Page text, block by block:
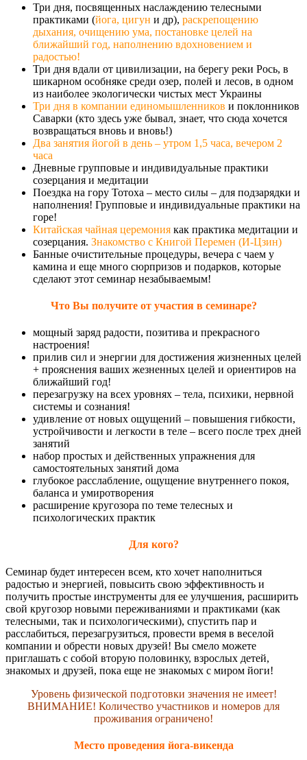
Три дня, посвященных наслаждению телесными
практиками (йога, цигун и др), раскрепощению
дыхания, очищению ума, постановке целей на
ближайший год, наполнению вдохновением и
радостью!
Три дня вдали от цивилизации, на берегу реки Рось, в
шикарном особняке среди озер, полей и лесов, в одном
из наиболее экологически чистых мест Украины
Три дня в компании единомышленников и поклонников
Саварки (кто здесь уже бывал, знает, что сюда хочется
возвращаться вновь и вновь!)
Два занятия йогой в день – утром 1,5 часа, вечером 2
часа
Дневные групповые и индивидуальные практики
созерцания и медитации
Поездка на гору Тотоха – место силы – для подзарядки и
наполнения! Групповые и индивидуальные практики на
горе!
Китайская чайная церемония как практика медитации и
созерцания. Знакомство с Книгой Перемен (И-Цзин)
Банные очистительные процедуры, вечера с чаем у
камина и еще много сюрпризов и подарков, которые
сделают этот семинар незабываемым!
Что Вы получите от участия в семинаре?
мощный заряд радости, позитива и прекрасного
настроения!
прилив сил и энергии для достижения жизненных целей
+ прояснения ваших жезненных целей и ориентиров на
ближайший год!
перезагрузку на всех уровнях – тела, психики, нервной
системы и сознания!
удивление от новых ощущений – повышения гибкости,
устройчивости и легкости в теле – всего после трех дней
занятий
набор простых и действенных упражнения для
самостоятельных занятий дома
глубокое расслабление, ощущение внутреннего покоя,
баланса и умиротворения
расширение кругозора по теме телесных и
психологических практик
Для кого?
Семинар будет интересен всем, кто хочет наполниться
радостью и энергией, повысить свою эффективность и
получить простые инструменты для ее улучшения, расширить
свой кругозор новыми переживаниями и практиками (как
телесными, так и психологическими), спустить пар и
расслабиться, перезагрузиться, провести время в веселой
компании и обрести новых друзей! Вы смело можете
приглашать с собой вторую половинку, взрослых детей,
знакомых и друзей, пока еще не знакомых с миром йоги!
Уровень физической подготовки значения не имеет!
ВНИМАНИЕ! Количество участников и номеров для
проживания ограничено!
Место проведения йога-викенда